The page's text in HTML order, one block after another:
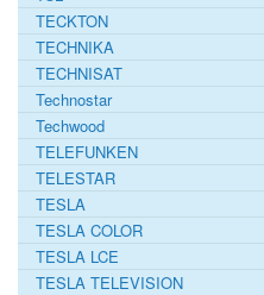
TECKTON
TECHNIKA
TECHNISAT
Technostar
Techwood
TELEFUNKEN
TELESTAR
TESLA
TESLA COLOR
TESLA LCE
TESLA TELEVISION